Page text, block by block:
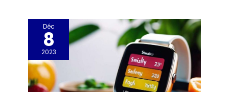
Déc
8
2023